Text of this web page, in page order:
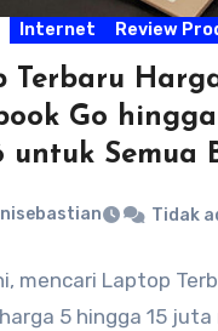
Internet Review
Terbaru
Go
untuk Semua
Tidak
mencari Laptop
5 hingga 15